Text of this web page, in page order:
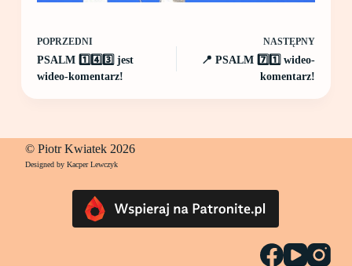
POPRZEDNI
PSALM 1️⃣4️⃣3️⃣ jest
wideo-komentarz!
NASTĘPNY
📍 PSALM 7️⃣1️⃣ wideo-
komentarz!
© Piotr Kwiatek 2026
Designed by Kacper Lewczyk